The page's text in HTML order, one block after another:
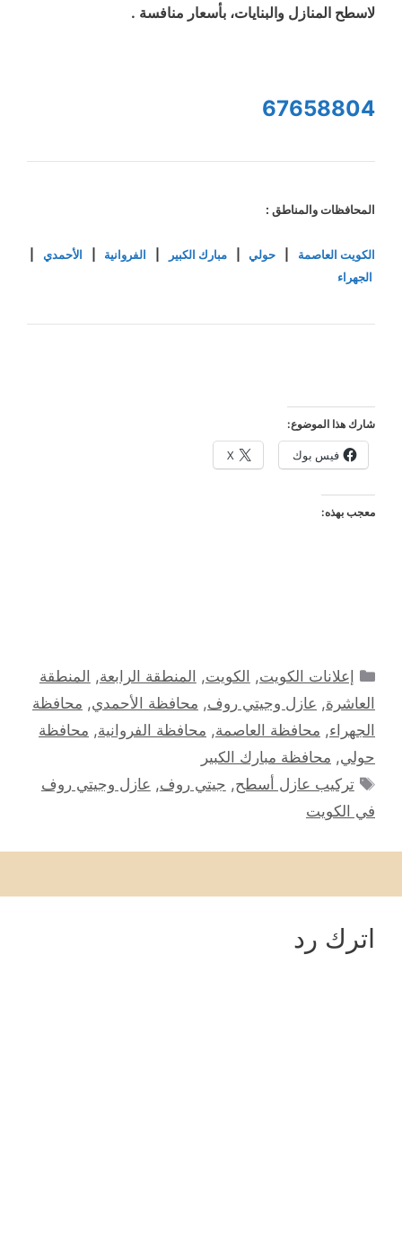
لاسطح المنازل والبنايات، بأسعار منافسة .
67658804
المحافظات والمناطق :
الكويت العاصمة حولي|مبارك الكبير الفروانية الأحمدي
الجهراء
شارك هذا الموضوع:
فيس بوك X
معجب بهذه:
التصنيفات
إعلانات الكويت, الكويت, المنطقة الرابعة, المنطقة
العاشرة, عازل وجيتي روف, محافظة الأحمدي, محافظة
الجهراء, محافظة العاصمة, محافظة الفروانية, محافظة
حولي, محافظة مبارك الكبير
الوسوم
تركيب عازل أسطح, جيتي روف, عازل وجيتي روف
في الكويت
اترك رد